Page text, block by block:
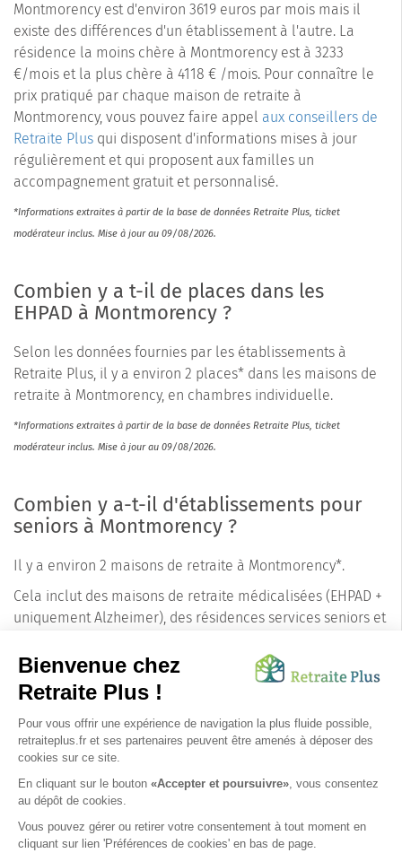
Montmorency est d'environ 3619 euros par mois mais il
existe des différences d'un établissement à l'autre. La
résidence la moins chère à Montmorency est à 3233
€/mois et la plus chère à 4118 € /mois. Pour connaître le
prix pratiqué par chaque maison de retraite à
Montmorency, vous pouvez faire appel aux conseillers de
Retraite Plus qui disposent d'informations mises à jour
régulièrement et qui proposent aux familles un
accompagnement gratuit et personnalisé.
*Informations extraites à partir de la base de données Retraite Plus, ticket
modérateur inclus. Mise à jour au 09/08/2026.
Combien y a t-il de places dans les
EHPAD à Montmorency ?
Selon les données fournies par les établissements à
Retraite Plus, il y a environ 2 places* dans les maisons de
retraite à Montmorency, en chambres individuelle.
*Informations extraites à partir de la base de données Retraite Plus, ticket
modérateur inclus. Mise à jour au 09/08/2026.
Combien y a-t-il d'établissements pour
seniors à Montmorency ?
Il y a environ 2 maisons de retraite à Montmorency*.
Cela inclut des maisons de retraite médicalisées (EHPAD +
uniquement Alzheimer), des résidences services seniors et
connaissent les précisions pour chaque établissement
concernant les tarifs, le nombre de places disponibles et
les pathologies prises en charge.
contacter pour un accompagnement personnalisé.
*informations extraites à partir de la base de données Retraite Plus. Mise à jour au
09/08/2026.